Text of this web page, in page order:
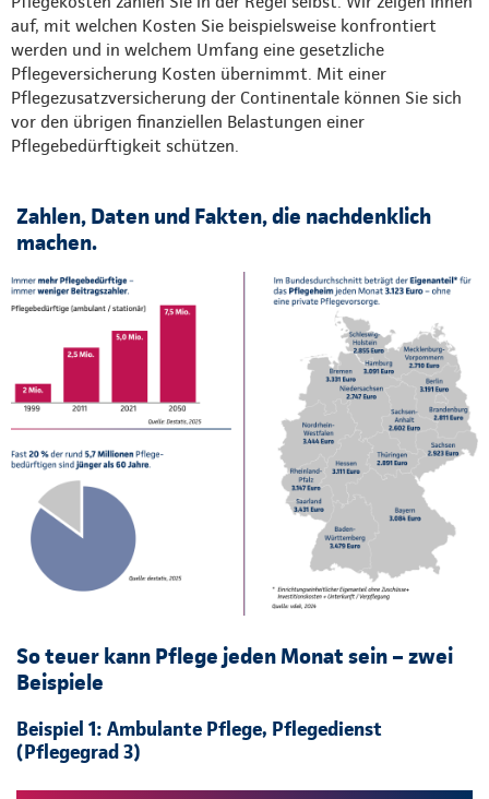
auf, mit welchen Kosten Sie beispielsweise konfrontiert
werden und in welchem Umfang eine gesetzliche
Pflegeversicherung Kosten übernimmt. Mit einer
Pflegezusatzversicherung der Continentale können Sie sich
vor den übrigen finanziellen Belastungen einer
Pflegebedürftigkeit schützen.
Zahlen, Daten und Fakten, die nachdenklich
machen.
So teuer kann Pflege jeden Monat sein – zwei
Beispiele
Beispiel 1: Ambulante Pflege, Pflegedienst
(Pflegegrad 3)